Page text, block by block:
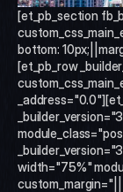
VSN Noticias
[et_pb_section
bottom:
[et_pb_row
width="75%"